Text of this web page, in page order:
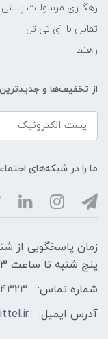
رهگیری مرسولات پستی
تماس با آی تی تل
راهنما
از تخفیف‌ها و
ما را در شبکه‌های
پنج شنبه تا ساعت 13
شماره تماس:
آدرس ایمیل: